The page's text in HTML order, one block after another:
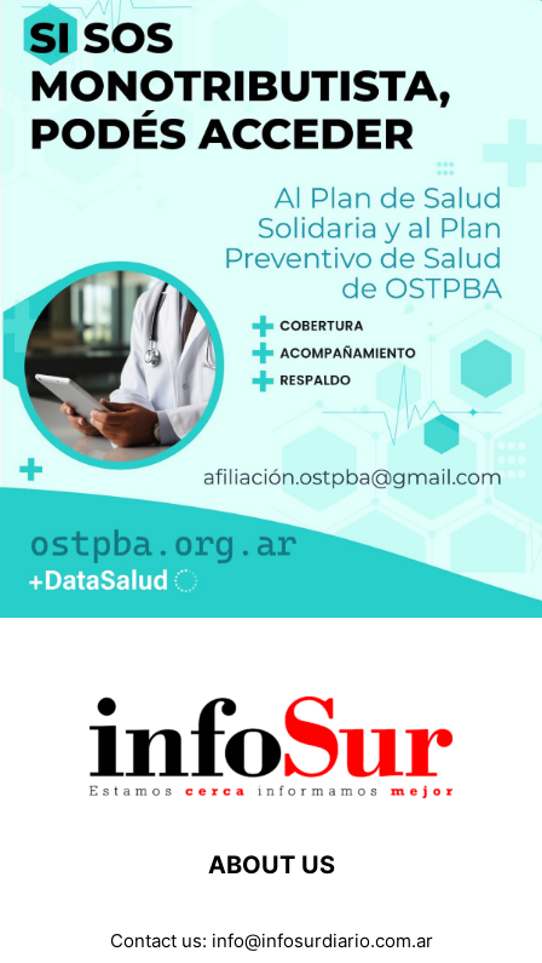
ABOUT US
Contact us: info@infosurdiario.com.ar